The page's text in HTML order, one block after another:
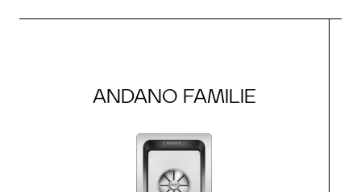
ANDANO FAMILIE